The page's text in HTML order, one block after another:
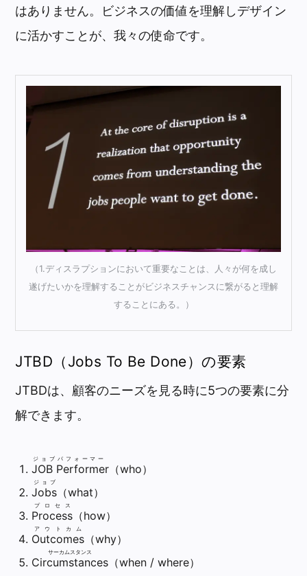
はありません。ビジネスの価値を理解しデザイン
に活かすことが、我々の使命です。
（1.ディスラプションにおいて重要なことは、人々が何を成し
遂げたいかを理解することがビジネスチャンスに繋がると理解
することにある。）
JTBD（Jobs To Be Done）の要素
JTBDは、顧客のニーズを見る時に5つの要素に分
解できます。
JOB Performe
ジョブパフォーマー
r（who）
Jobs
ジョブ
（what）
Process
プロセス
（how）
Outcomes
アウトカム
（why）
Circumstances
サーカムスタンス
（when / where）